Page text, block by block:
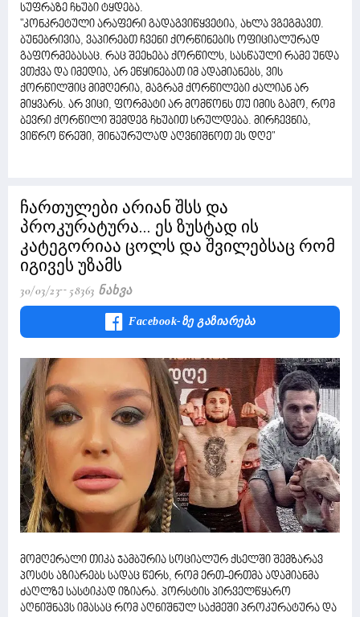
სუფრაზე ჩხუბი ტყდება.
"კონკრეტული არაფერი გადაგვიწყვეტია, ახლა ვგეგმავთ.
ბუნებრივია, ვაპირებთ ჩვენი ქორწინების ოფიციალურად
გაფორმებასაც. რაც შეეხება ქორწილს, სასწაული რამე უნდა
ვთქვა და იმედია, არ ეწყინებათ იმ ადამიანებს, ვის
ქორწილშიც მიმღერია, მაგრამ ქორწილები ძალიან არ
მიყვარს. არ ვიცი, ფორმატი არ მომწონს თუ იმის გამო, რომ
ბევრი ქორწილი შემდეგ ჩხუბით სრულდება. მირჩევნია,
ვიწრო წრეში, შინაურულად აღვნიშნოთ ეს დღე"
ჩართულები არიან შსს და
პროკურატურა... ეს ზუსტად ის
კატეგორიაა ცოლს და შვილებსაც რომ
იგივეს უზამს
30/03/23 58363 Ნახვა
Facebook-Ზე Გაზიარება
მომღერალი თიკა ჯამბურია სოციალურ ქსელში შემზარავ
პოსტს აზიარებს სადაც წერს, რომ ერთ-ერთმა ადამიანმა
ძაღლზე სასტიკად იზიარა. პორსტის პირველწყარო
აღნიშნავს იმასაც რომ აღნიშნულ საქმეში პროკურატურა და